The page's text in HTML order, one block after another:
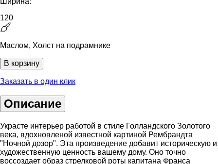
120
Маслом, Холст на подрамнике
В корзину
Заказать в один клик
Описание
Украсте интерьер работой в стиле Голландского Золотого
века, вдохновленой известной картиной Рембрандта
"Ночной дозор". Эта произведение добавит историческую и
художественную ценность вашему дому. Оно точно
воссоздает образ стрелковой роты капитана Франса